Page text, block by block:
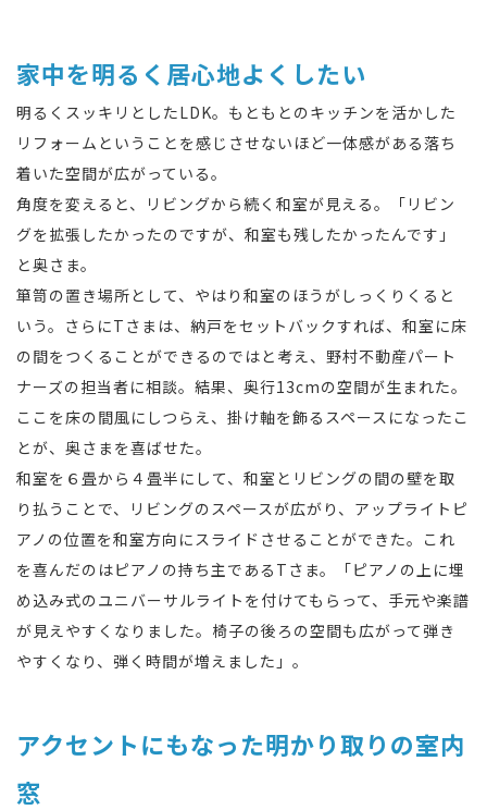
家中を明るく居心地よくしたい
明るくスッキリとしたLDK。もともとのキッチンを活かした
リフォームということを感じさせないほど一体感がある落ち
着いた空間が広がっている。
角度を変えると、リビングから続く和室が見える。「リビン
グを拡張したかったのですが、和室も残したかったんです」
と奥さま。
箪笥の置き場所として、やはり和室のほうがしっくりくると
いう。さらにTさまは、納戸をセットバックすれば、和室に床
の間をつくることができるのではと考え、野村不動産パート
ナーズの担当者に相談。結果、奥行13cmの空間が生まれた。
ここを床の間風にしつらえ、掛け軸を飾るスペースになったこ
とが、奥さまを喜ばせた。
和室を６畳から４畳半にして、和室とリビングの間の壁を取
り払うことで、リビングのスペースが広がり、アップライトピ
アノの位置を和室方向にスライドさせることができた。これ
を喜んだのはピアノの持ち主であるTさま。「ピアノの上に埋
め込み式のユニバーサルライトを付けてもらって、手元や楽譜
が見えやすくなりました。椅子の後ろの空間も広がって弾き
やすくなり、弾く時間が増えました」。
アクセントにもなった明かり取りの室内
窓